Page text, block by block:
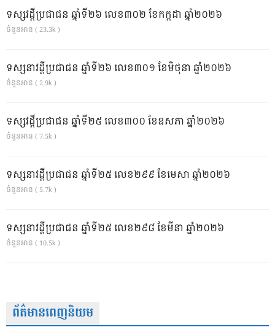
ទស្សវដ្តីប្រជាជន ឆ្នាំទី២៦ លេខ៣០២ ខែកក្កដា ឆ្នាំ២០២៦
ចំនួនអាន ( 23.3k )
ទស្សនាវដ្ដីប្រជាជន ឆ្នាំទី២៦ លេខ៣០១ ខែមិថុនា ឆ្នាំ២០២៦
ចំនួនអាន ( 2.9k )
ទស្សវដ្តីប្រជាជន ឆ្នាំទី២៥ លេខ៣០០ ខែឧសភា ឆ្នាំ២០២៦
ចំនួនអាន ( 7.5k )
ទស្សនាវដ្ដីប្រជាជន ឆ្នាំទី២៥ លេខ២៩៩ ខែមេសា ឆ្នាំ២០២៦
ចំនួនអាន ( 5.7k )
ទស្សនាវដ្ដីប្រជាជន ឆ្នាំទី២៥ លេខ២៩៨ ខែមីនា ឆ្នាំ២០២៦
ចំនួនអាន ( 10.5k )
ព័ត៌មានពេញនិយម